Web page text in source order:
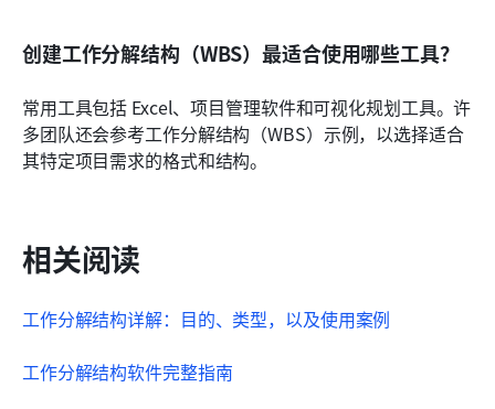
创建工作分解结构（WBS）最适合使用哪些工具？
常用工具包括 Excel、项目管理软件和可视化规划工具。许
多团队还会参考工作分解结构（WBS）示例，以选择适合
其特定项目需求的格式和结构。
相关阅读
工作分解结构详解：目的、类型， 以及使用案例
工作分解结构软件完整指南